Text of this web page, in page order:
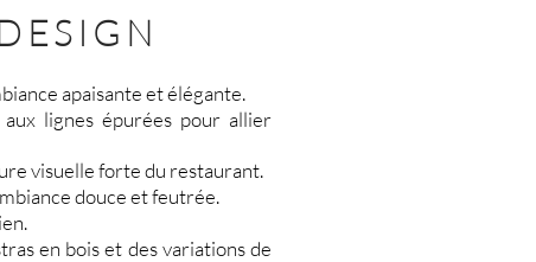
apaisante et élégante.
lignes épurées pour allier
visuelle forte du restaurant.
douce et feutrée.
en bois et des variations de